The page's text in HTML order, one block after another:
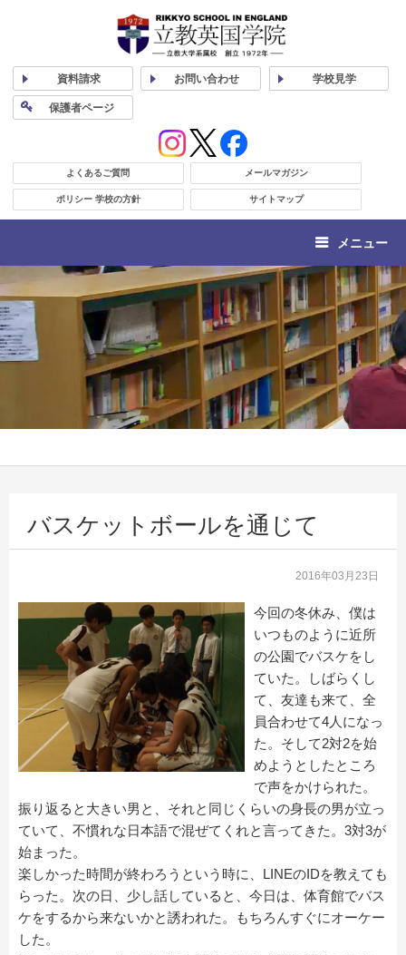
資料請求 お問い合わせ 学校見学
保護者ページ
よくあるご質問 メールマガジン
ポリシー 学校の方針 サイトマップ
メニュー
バスケットボールを通じて
2016年03月23日
今回の冬休み、僕は
いつものように近所
の公園でバスケをし
ていた。しばらくし
て、友達も来て、全
員合わせて4人になっ
た。そして2対2を始
めようとしたところ
で声をかけられた。
振り返ると大きい男と、それと同じくらいの身長の男が立っ
ていて、不慣れな日本語で混ぜてくれと言ってきた。3対3が
始まった。
楽しかった時間が終わろうという時に、LINEのIDを教えても
らった。次の日、少し話していると、今日は、体育館でバス
ケをするから来ないかと誘われた。もちろんすぐにオーケー
した。